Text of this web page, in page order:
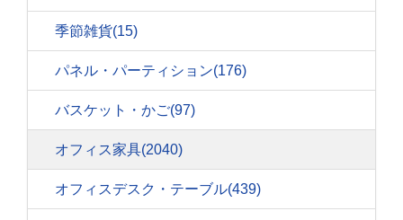
季節雑貨(15)
パネル・パーティション(176)
バスケット・かご(97)
オフィス家具(2040)
オフィスデスク・テーブル(439)